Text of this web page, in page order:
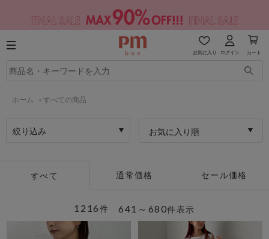
お気に入り ログイン カート
ホーム > すべての商品
絞り込み お気に入り順
すべて 通常価格 セール価格
641～680件表示
1216件